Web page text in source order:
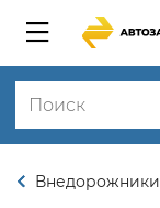
Внедорожники